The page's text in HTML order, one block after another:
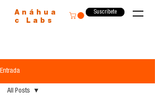
Anáhua
c Labs
Suscríbete
Entrada
All Posts